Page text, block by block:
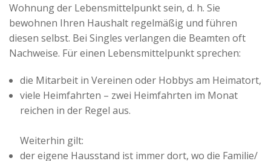
Wohnung der Lebensmittelpunkt sein, d. h. Sie
bewohnen Ihren Haushalt regelmäßig und führen
diesen selbst. Bei Singles verlangen die Beamten oft
Nachweise. Für einen Lebensmittelpunkt sprechen:
die Mitarbeit in Vereinen oder Hobbys am Heimatort,
viele Heimfahrten – zwei Heimfahrten im Monat
reichen in der Regel aus.
Weiterhin gilt:
der eigene Hausstand ist immer dort, wo die Familie/